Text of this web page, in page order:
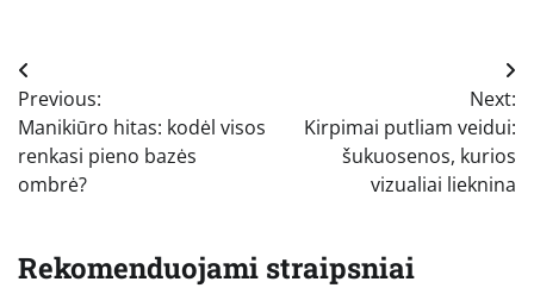
Navigacija
tarp
įrašų
Previous:
Manikiūro hitas: kodėl visos
renkasi pieno bazės
ombrė?
Next:
Kirpimai putliam veidui:
šukuosenos, kurios
vizualiai lieknina
Rekomenduojami straipsniai